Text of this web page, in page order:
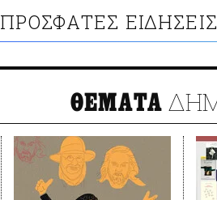
ΠΡΟΣΦΑΤΕΣ ΕΙΔΗΣΕΙΣ
ΘΕΜΑΤΑ